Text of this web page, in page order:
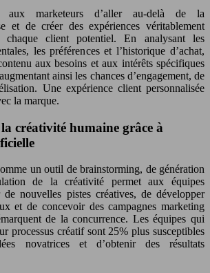
aux marketeurs d’aller au-delà de la
et de créer des expériences véritablement
chaque client potentiel. En analysant les
les préférences et l’historique d’achat,
aux besoins et aux intérêts spécifiques
ainsi les chances d’engagement, de
Une expérience client personnalisée
la marque.
créativité humaine grâce à
un outil de brainstorming, de génération
de la créativité permet aux équipes
de nouvelles pistes créatives, de développer
et de concevoir des campagnes marketing
de la concurrence. Les équipes qui
processus créatif sont 25% plus susceptibles
novatrices et d’obtenir des résultats